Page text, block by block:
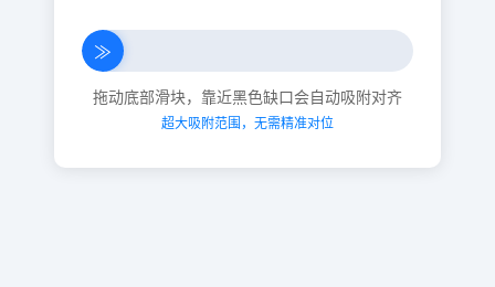
≫
拖动底部滑块，靠近黑色缺口会自动吸附对齐
超大吸附范围，无需精准对位